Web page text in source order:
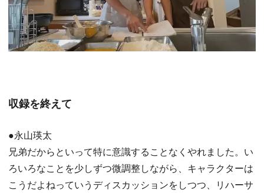
収録を終えて
●永山瑛太
兄弟だからといって特に意識することなくやれました。い
ろいろなことを少しずつ微調整しながら、キャラクターは
こうだよねっていうディスカッションをしつつ、リハーサ